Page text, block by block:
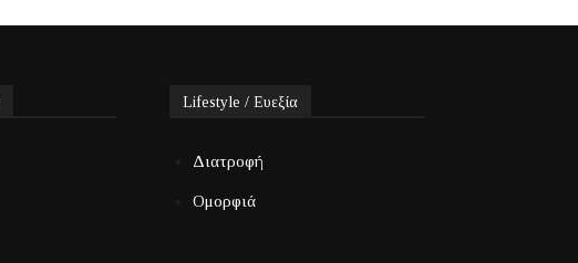
Lifestyle / Ευεξία
Διατροφή
Ομορφιά